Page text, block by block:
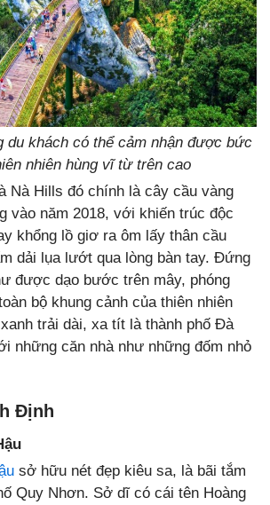
du khách có thể cảm nhận được bức
nhiên hùng vĩ từ trên cao
Nà Hills đó chính là cây cầu vàng
vào năm 2018, với khiến trúc độc
khổng lồ giơ ra ôm lấy thân cầu
dải lụa lướt qua lòng bàn tay. Đứng
được dạo bước trên mây, phóng
bộ khung cảnh của thiên nhiên
trải dài, xa tít là thành phố Đà
những căn nhà như những đốm nhỏ
Định
sở hữu nét đẹp kiêu sa, là bãi tắm
Quy Nhơn. Sở dĩ có cái tên Hoàng